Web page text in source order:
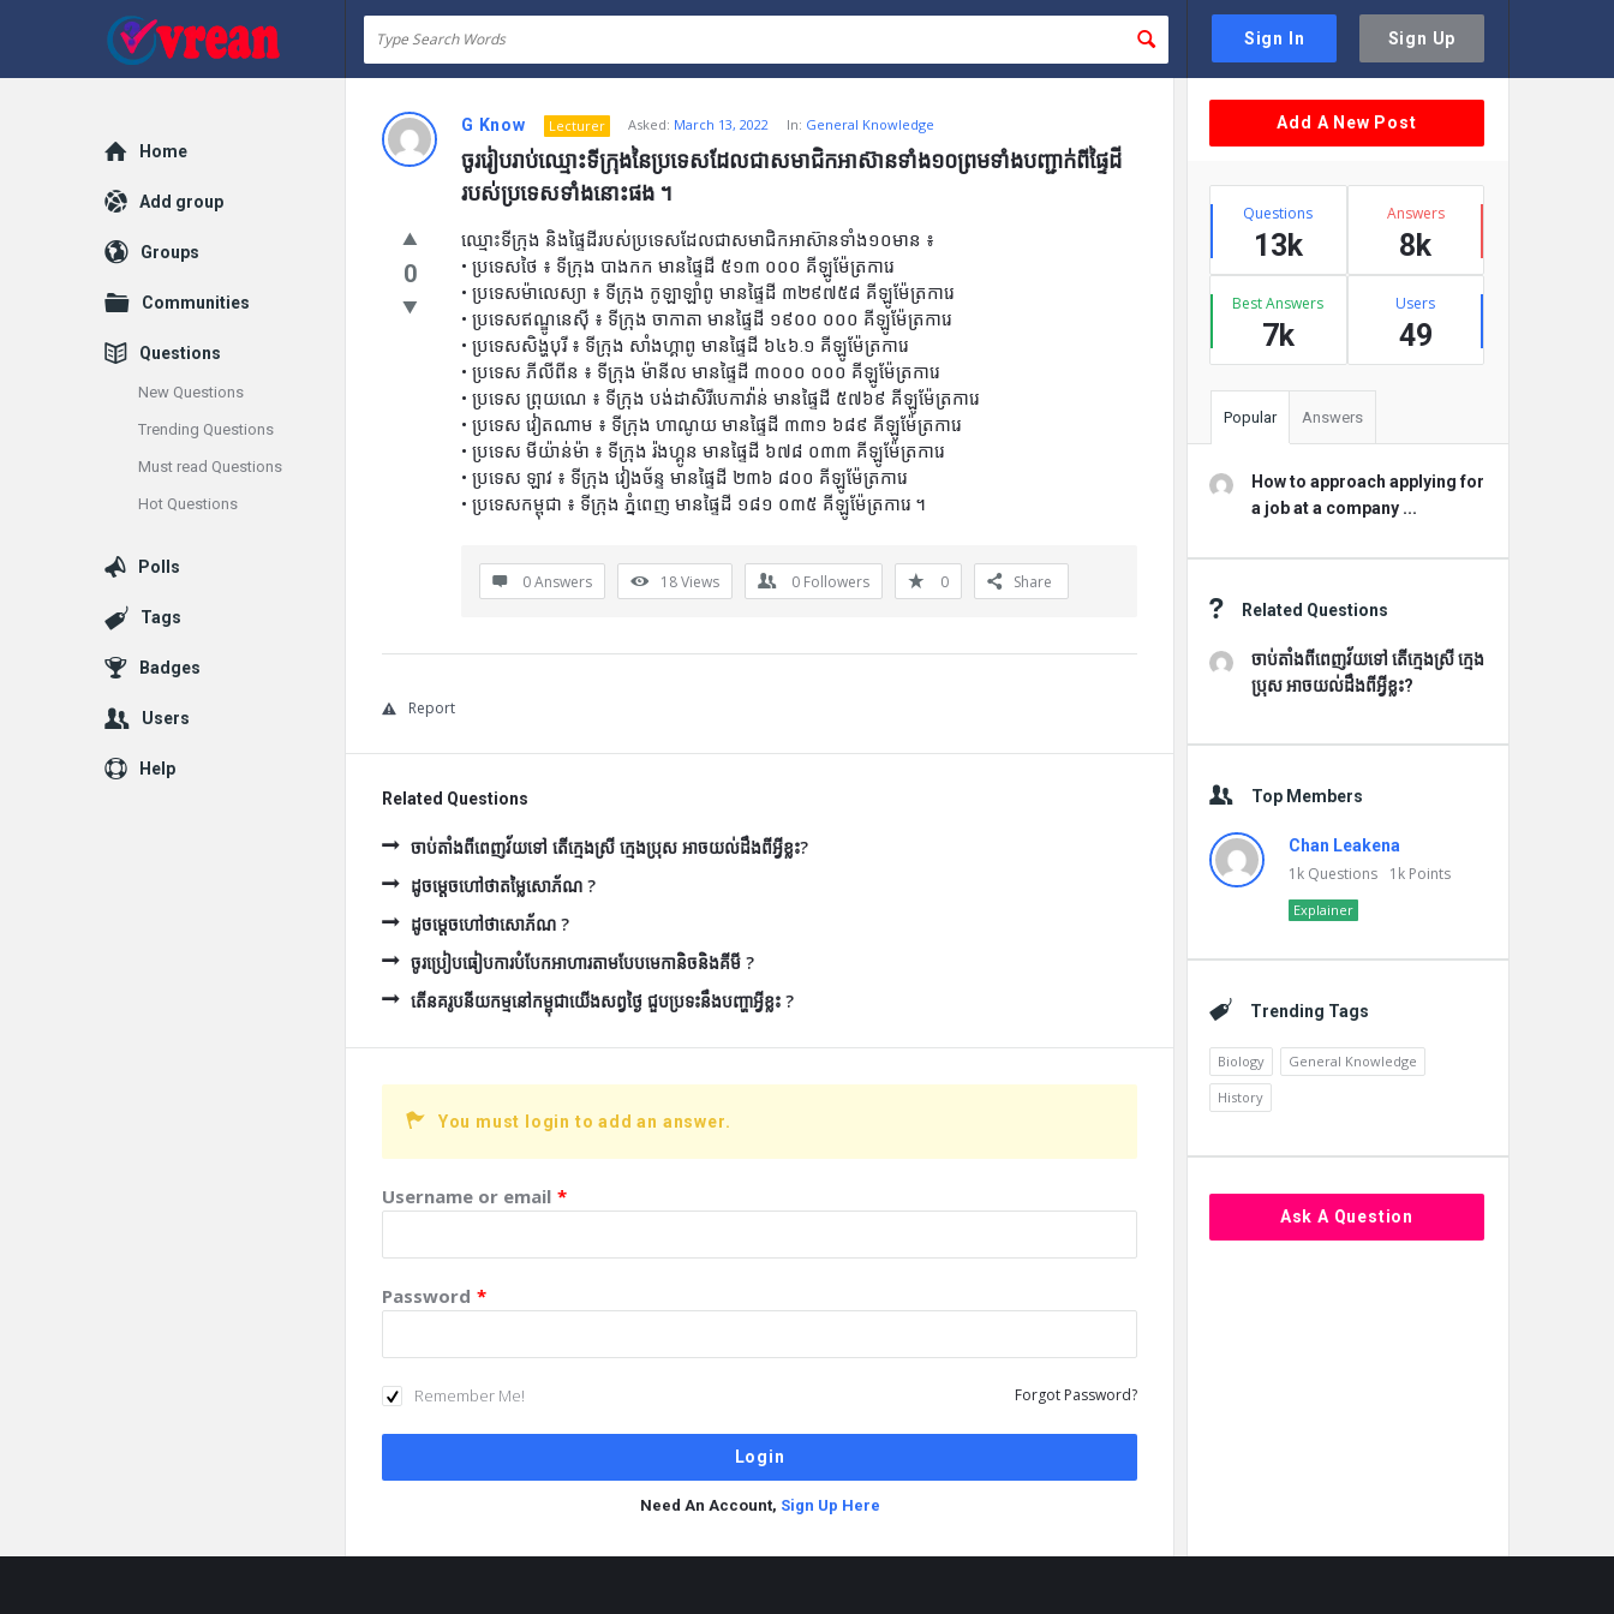
Sign In Sign Up
vrean.com
G Know Lecturer Asked: March 13, 2022 In: General Knowledge
ចូររៀបរាប់ឈ្មោះទីក្រុងនៃប្រទេសដែលជាសមាជិកអាស៊ានទាំង១០ព្រមទាំងបញ្ជាក់ពីផ្ទៃដី
របស់ប្រទេសទាំងនោះផង ។
0
ឈ្មោះទីក្រុង និងផ្ទៃដីរបស់ប្រទេសដែលជាសមាជិកអាស៊ានទាំង១០មាន ៖
• ប្រទេសថៃ ៖ ទីក្រុង បាងកក មានផ្ទៃដី ៥១៣ ០០០ គីឡូម៉ែត្រការេ
• ប្រទេសម៉ាលេស្យា ៖ ទីក្រុង កូឡាឡាំពូ មានផ្ទៃដី ៣២៩៧៥៨ គីឡូម៉ែត្រការេ
• ប្រទេសឥណ្ឌូនេស៊ី ៖ ទីក្រុង ចាកាតា មានផ្ទៃដី ១៩០០ ០០០ គីឡូម៉ែត្រការេ
• ប្រទេសសិង្ហបុរី ៖ ទីក្រុង សាំងហ្គាពូ មានផ្ទៃដី ៦៤៦.១ គីឡូម៉ែត្រការេ
• ប្រទេស ភីលីពីន ៖ ទីក្រុង ម៉ានីល មានផ្ទៃដី ៣០០០ ០០០ គីឡូម៉ែត្រការេ
• ប្រទេស ព្រុយណេ ៖ ទីក្រុង បង់ដាសិរីបេកាវ៉ាន់ មានផ្ទៃដី ៥៧៦៩ គីឡូម៉ែត្រការេ
• ប្រទេស វៀតណាម ៖ ទីក្រុង ហាណូយ មានផ្ទៃដី ៣៣១ ៦៨៩ គីឡូម៉ែត្រការេ
• ប្រទេស មីយ៉ាន់ម៉ា ៖ ទីក្រុង រ៉ងហ្គូន មានផ្ទៃដី ៦៧៨ ០៣៣ គីឡូម៉ែត្រការេ
• ប្រទេស ឡាវ ៖ ទីក្រុង វៀងច័ន្ទ មានផ្ទៃដី ២៣៦ ៨០០ គីឡូម៉ែត្រការេ
• ប្រទេសកម្ពុជា ៖ ទីក្រុង ភ្នំពេញ មានផ្ទៃដី ១៨១ ០៣៥ គីឡូម៉ែត្រការេ ។
0 Answers 18Views 0 Followers 0 Share
Report
Related Questions
ចាប់តាំងពីពេញវ័យទៅ តើក្មេងស្រី ក្មេងប្រុស អាចយល់ដឹងពីអ្វីខ្លះ?
ដូចម្ដេចហៅថាតម្លៃសោភ័ណ ?
ដូចម្ដេចហៅថាសោភ័ណ ?
ចូរប្រៀបធៀបការបំបែកអាហារតាមបែបមេកានិចនិងគីមី ?
តើនគរូបនីយកម្មនៅកម្ពុជាយើងសព្វថ្ងៃ ជួបប្រទះនឹងបញ្ហាអ្វីខ្លះ ?
You must login to add an answer.
Username or email *
Password *
Remember Me! Forgot Password?
Need An Account, Sign Up Here
Sidebar
Add A New Post
Stats
Questions
13k
Answers
8k
Best Answers
7k
Users
49
Popular Answers
How to approach applying for
a job at a company ...
Related Questions
ចាប់តាំងពីពេញវ័យទៅ តើក្មេងស្រី ក្មេង
ប្រុស អាចយល់ដឹងពីអ្វីខ្លះ?
Top Members
Chan Leakena
1k Questions 1k Points
Explainer
Trending Tags
Biology
General Knowledge
History
Ask A Question
Explore
Home
Add group
Groups
Communities
Questions
New Questions
Trending Questions
Must read Questions
Hot Questions
Polls
Tags
Badges
Users
Help